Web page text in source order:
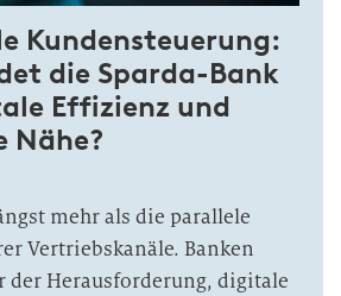
Kundensteuerung:
die Sparda-Bank
Effizienz und
Nähe?
mehr als die parallele
Vertriebskanäle. Banken
der Herausforderung, digitale